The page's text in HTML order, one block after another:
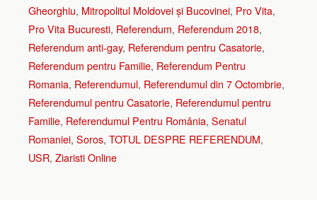
Gheorghiu, Mitropolitul Moldovei și Bucovinei, Pro Vita,
Pro Vita Bucuresti, Referendum, Referendum 2018,
Referendum anti-gay, Referendum pentru Casatorie,
Referendum pentru Familie, Referendum Pentru
Romania, Referendumul, Referendumul din 7 Octombrie,
Referendumul pentru Casatorie, Referendumul pentru
Familie, Referendumul Pentru România, Senatul
Romaniei, Soros, TOTUL DESPRE REFERENDUM,
USR, Ziaristi Online